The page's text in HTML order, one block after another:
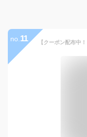
no. 11